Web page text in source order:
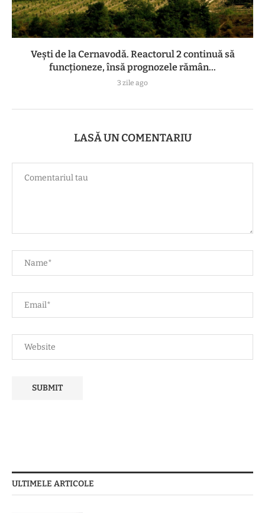
Vești de la Cernavodă. Reactorul 2 continuă să
funcționeze, însă prognozele rămân...
3 zile ago
LASĂ UN COMENTARIU
ULTIMELE ARTICOLE